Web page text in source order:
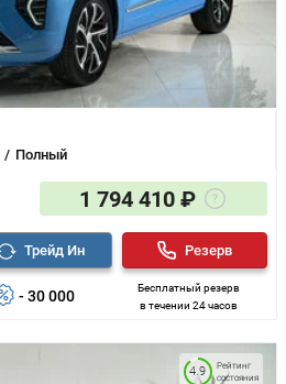
Полный
1 794 410 ₽
- 30 000
Трейд Ин
Бесплатный резерв
в течении 24 часов
Резерв
Рейтинг
состояния
4.9